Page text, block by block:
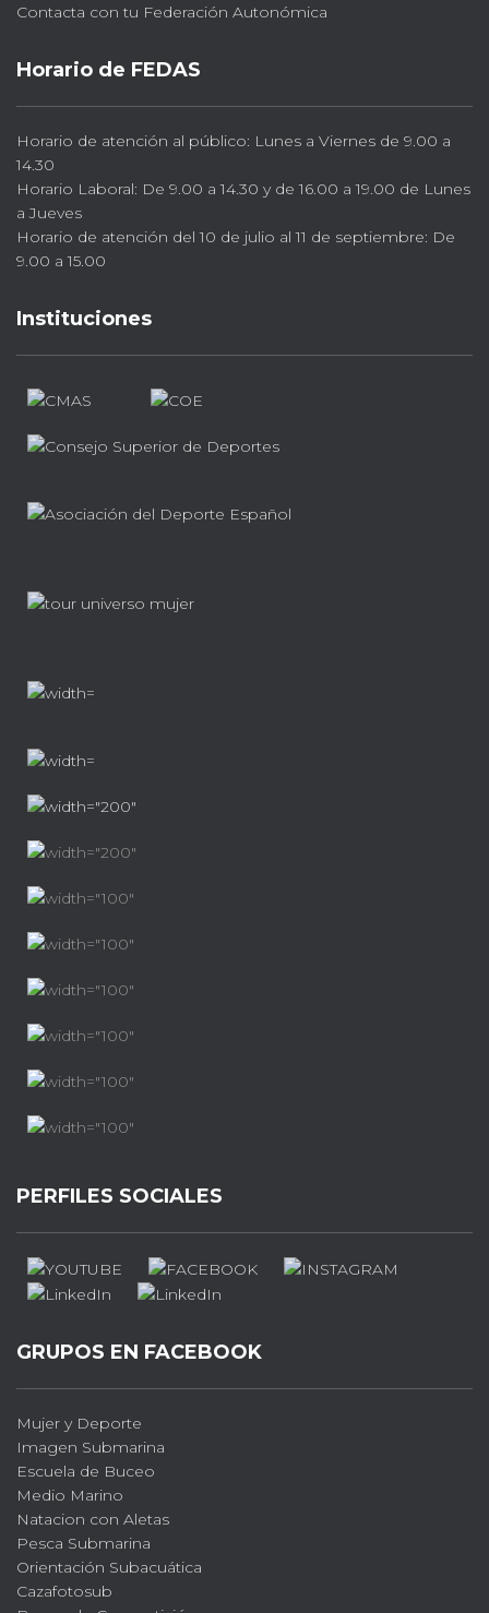
Contacta con tu Federación Autonómica
Horario de FEDAS
Horario de atención al público: Lunes a Viernes de 9.00 a
14.30
Horario Laboral: De 9.00 a 14.30 y de 16.00 a 19.00 de Lunes
a Jueves
Horario de atención del 10 de julio al 11 de septiembre: De
9.00 a 15.00
Instituciones
PERFILES SOCIALES
GRUPOS EN FACEBOOK
Mujer y Deporte
Imagen Submarina
Escuela de Buceo
Medio Marino
Natacion con Aletas
Pesca Submarina
Orientación Subacuática
Cazafotosub